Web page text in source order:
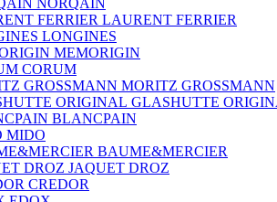
NORQAIN
LAURENT FERRIER
LONGINES
MEMORIGIN
CORUM
MORITZ GROSSMANN
GLASHUTTE
BLANCPAIN
MIDO
BAUME&MERCIER
JAQUET DROZ
CREDOR